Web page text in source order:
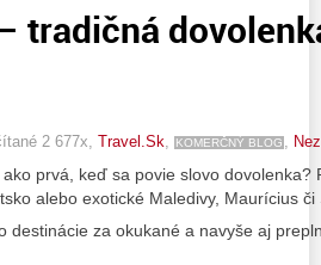
tradičná
2 677x, Travel.Sk KOMERČNÝ BLOG
prvá, keď sa povie slovo dovolenka?
alebo exotické Maledivy, Maurícius či
destinácie za okukané a navyše aj